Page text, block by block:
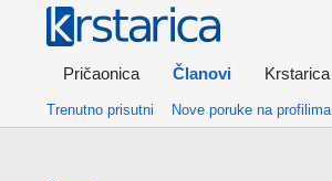
Pričaonica Članovi Krstarica
Trenutno prisutni Nove poruke na profilima